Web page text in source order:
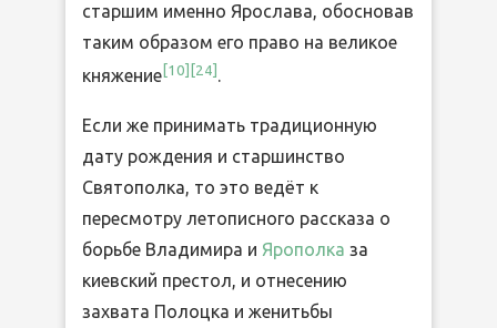
старшим именно Ярослава, обосновав
таким образом его право на великое
княжение 10 24 .
Если же принимать традиционную
дату рождения и старшинство
Святополка, то это ведёт к
пересмотру летописного рассказа о
борьбе Владимира и Ярополка за
киевский престол, и отнесению
захвата Полоцка и женитьбы